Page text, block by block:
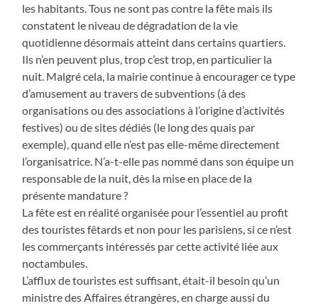
les habitants. Tous ne sont pas contre la fête mais ils
constatent le niveau de dégradation de la vie
quotidienne désormais atteint dans certains quartiers.
Ils n’en peuvent plus, trop c’est trop, en particulier la
nuit. Malgré cela, la mairie continue à encourager ce type
d’amusement au travers de subventions (à des
organisations ou des associations à l’origine d’activités
festives) ou de sites dédiés (le long des quais par
exemple), quand elle n’est pas elle-même directement
l’organisatrice. N’a-t-elle pas nommé dans son équipe un
responsable de la nuit, dès la mise en place de la
présente mandature ?
La fête est en réalité organisée pour l’essentiel au profit
des touristes fêtards et non pour les parisiens, si ce n’est
les commerçants intéressés par cette activité liée aux
noctambules.
L’afflux de touristes est suffisant, était-il besoin qu’un
ministre des Affaires étrangères, en charge aussi du